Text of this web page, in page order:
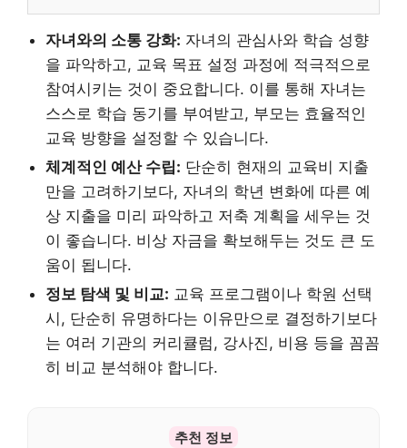
자녀와의 소통 강화: 자녀의 관심사와 학습 성향
을 파악하고, 교육 목표 설정 과정에 적극적으로
참여시키는 것이 중요합니다. 이를 통해 자녀는
스스로 학습 동기를 부여받고, 부모는 효율적인
교육 방향을 설정할 수 있습니다.
체계적인 예산 수립: 단순히 현재의 교육비 지출
만을 고려하기보다, 자녀의 학년 변화에 따른 예
상 지출을 미리 파악하고 저축 계획을 세우는 것
이 좋습니다. 비상 자금을 확보해두는 것도 큰 도
움이 됩니다.
정보 탐색 및 비교: 교육 프로그램이나 학원 선택
시, 단순히 유명하다는 이유만으로 결정하기보다
는 여러 기관의 커리큘럼, 강사진, 비용 등을 꼼꼼
히 비교 분석해야 합니다.
추천 정보